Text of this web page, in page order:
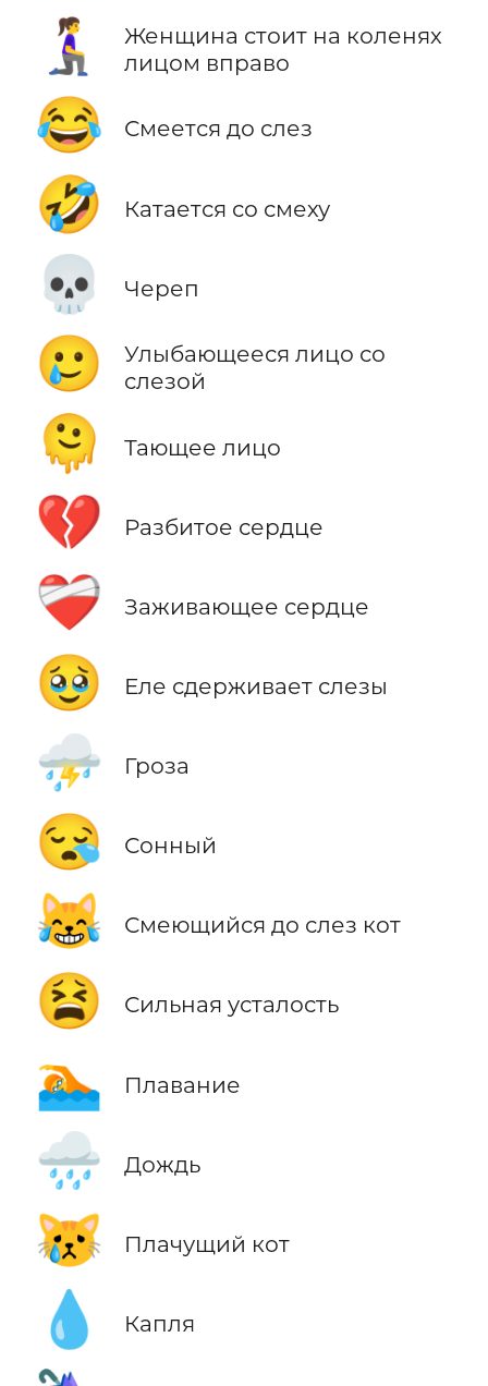
🧎‍♀️‍➡️
Женщина стоит на коленях
лицом вправо
😂 Смеется до слез
🤣 Катается со смеху
💀 Череп
🥲
Улыбающееся лицо со
слезой
🫠 Тающее лицо
💔 Разбитое сердце
❤️‍🩹 Заживающее сердце
🥹 Еле сдерживает слезы
⛈️ Гроза
😪 Сонный
😹 Смеющийся до слез кот
😫 Сильная усталость
🏊 Плавание
🌧️ Дождь
😿 Плачущий кот
💧 Капля